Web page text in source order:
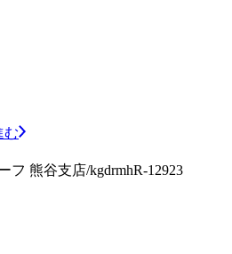
む
フ 熊谷支店/kgdrmhR-12923